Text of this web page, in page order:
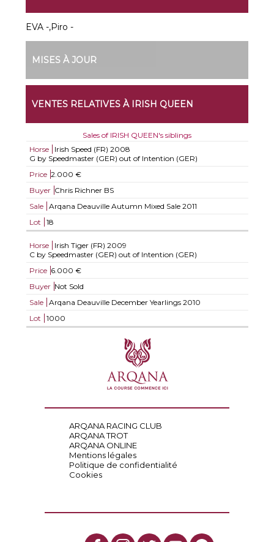
EVA -,Piro -
MISES À JOUR
VENTES RELATIVES À IRISH QUEEN
Sales of IRISH QUEEN's siblings
Horse
Irish Speed (FR) 2008
G by Speedmaster (GER) out of Intention (GER)
Price 2.000 €
Buyer Chris Richner BS
Sale
Arqana Deauville Autumn Mixed Sale 2011
Lot
18
Horse Irish Tiger (FR) 2009
C by Speedmaster (GER) out of Intention (GER)
Price 6.000 €
Buyer Not Sold
Sale
Arqana Deauville December Yearlings 2010
Lot
1000
ARQANA RACING CLUB
ARQANA TROT
ARQANA ONLINE
Mentions légales
Politique de confidentialité
Cookies